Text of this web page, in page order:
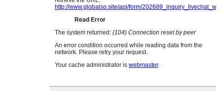
Urdu
Welsh
Xhosa
Yiddish
Tatar